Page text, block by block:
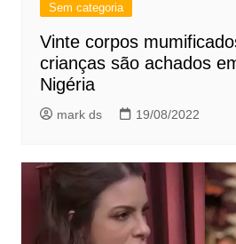
Sem categoria
Vinte corpos
crianças são achados
Nigéria
mark ds 19/08/2022